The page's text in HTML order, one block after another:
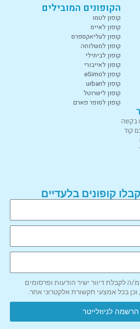
הקופונים המובילים
קופון לטמו
קופון לאייס
קופון לעליאקספרס
קופון למשלוחה
קופון לביתילי
קופון לאייבורי
קופון לeSimo
קופון לurban
קופון לישרוטל
קופון לסופר פארם
בקשה
קוד
קופונים בלעדיים
ה לקבלת דיוור ישיר הודעות ופרסומים
וכן בכל אמצעי תקשורת אלקטרוני אחר.
הרשמה לניוזלייטר